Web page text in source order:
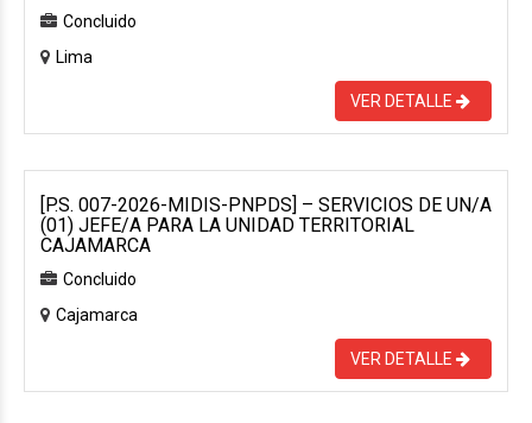
Concluido
Lima
VER DETALLE
[P.S. 007-2026-MIDIS-PNPDS] – SERVICIOS DE UN/A
(01) JEFE/A PARA LA UNIDAD TERRITORIAL
CAJAMARCA
Concluido
Cajamarca
VER DETALLE